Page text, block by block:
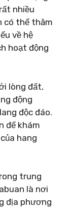
nhiều
có thể thăm
về hệ
hoạt động
lòng đất,
động
độc đáo.
để khám
hang
trung
là nơi
địa phương